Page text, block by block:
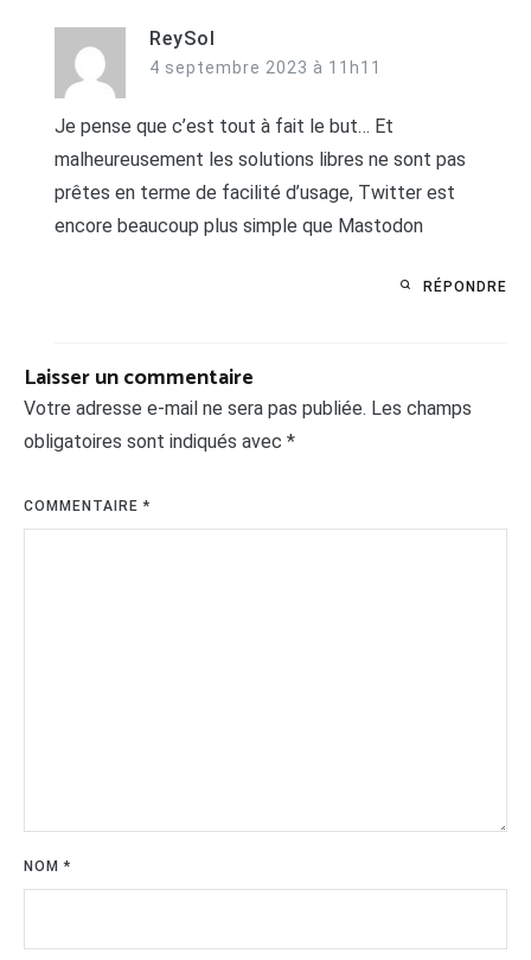
ReySol
4 septembre 2023 à 11h11
Je pense que c’est tout à fait le but… Et
malheureusement les solutions libres ne sont pas
prêtes en terme de facilité d’usage, Twitter est
encore beaucoup plus simple que Mastodon
RÉPONDRE
Laisser un commentaire
Votre adresse e-mail ne sera pas publiée. Les champs
obligatoires sont indiqués avec *
COMMENTAIRE*
NOM*